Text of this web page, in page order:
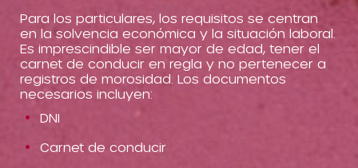
Para los particulares, los requisitos se centran
en la solvencia económica y la situación laboral.
Es imprescindible ser mayor de edad, tener el
carnet de conducir en regla y no pertenecer a
registros de morosidad. Los documentos
necesarios incluyen:
DNI
Carnet de conducir